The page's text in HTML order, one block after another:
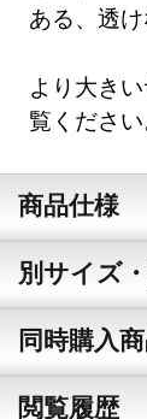
ある、透
より大き
覧ください
商品仕様
別サイズ
同時購入
閲覧履歴